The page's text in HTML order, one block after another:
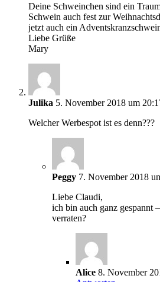
Deine Schweinchen sind ein
Schwein auch fest zur
jetzt auch ein
Liebe Grüße
Mary
Julika 5. November 2018 um
Welcher Werbespot ist es denn???
Peggy 7. November 2018
Liebe Claudi,
ich bin auch ganz gespannt
verraten?
Alice 8. November